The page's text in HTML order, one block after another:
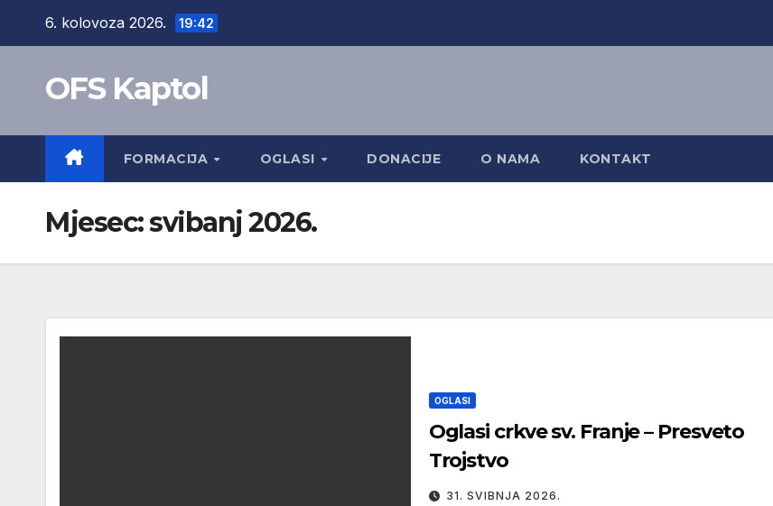
6. kolovoza 2026. 19:42
OFS Kaptol
FORMACIJA OGLASI DONACIJE O NAMA KONTAKT
Mjesec:svibanj 2026.
OGLASI
Oglasi crkve sv. Franje – Presveto
Trojstvo
31. SVIBNJA 2026.